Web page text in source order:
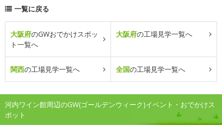
一覧に戻る
大阪府のGWおでかけスポッ
ト一覧へ
大阪府の工場見学一覧へ
関西の工場見学一覧へ 全国の工場見学一覧へ
河内ワイン館周辺のGW(ゴールデンウィーク)イベント・おでかけス
ポット